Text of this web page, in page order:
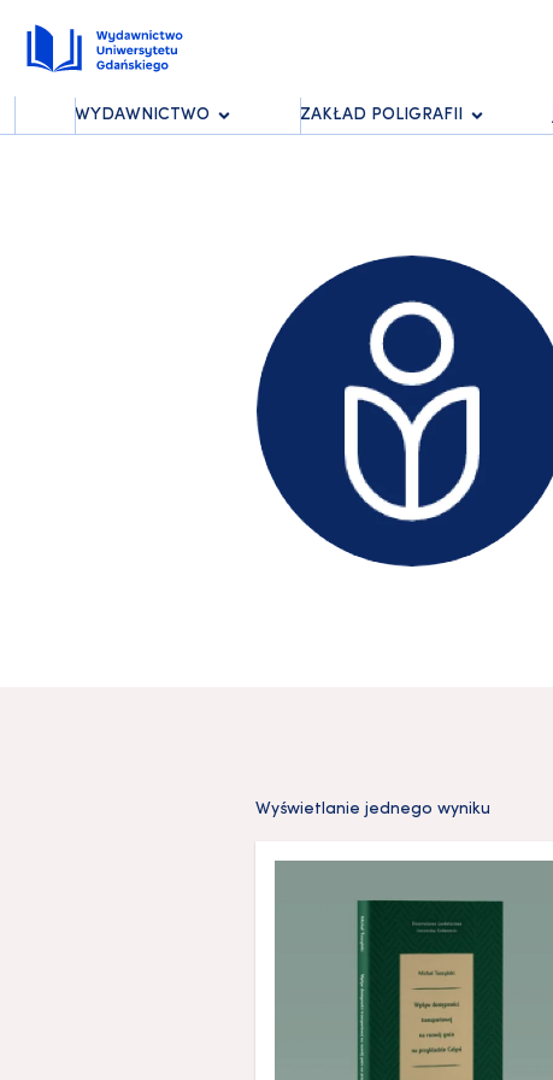
WYDAWNICTWO ZAKŁAD POLIGRAFII
Wyświetlanie jednego wyniku